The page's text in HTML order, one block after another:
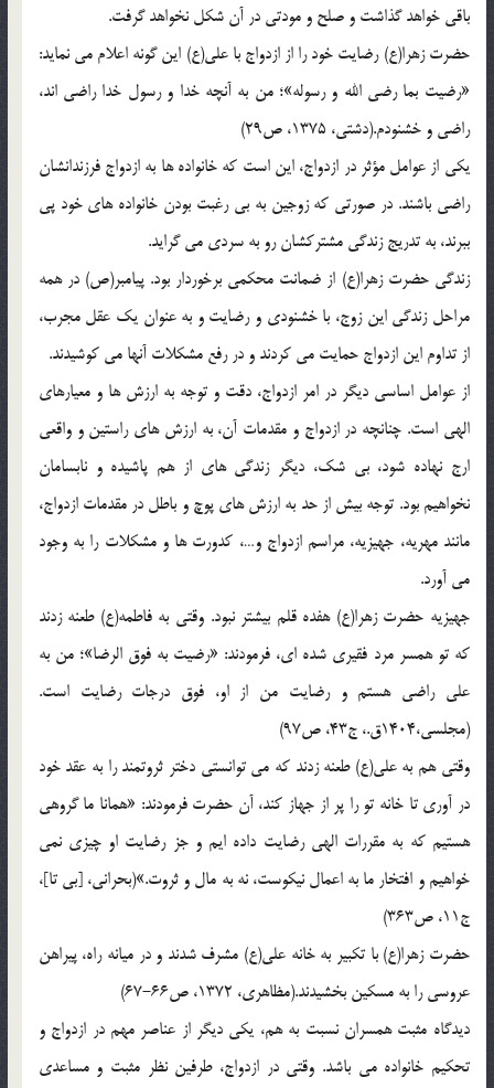
باقی خواهد گذاشت و صلح و مودتی در آن شکل نخواهد گرفت.
حضرت زهرا(ع) رضایت خود را از ازدواج با علی(ع) این گونه اعلام می نماید:
«رضیت بما رضی الله و رسوله»؛ من به آنچه خدا و رسول خدا راضی اند،
راضی و خشنودم.(دشتی، 1375، ص29)
یکی از عوامل مؤثر در ازدواج، این است که خانواده ها به ازدواج فرزندانشان
راضی باشند. در صورتی که زوجین به بی رغبت بودن خانواده های خود پی
ببرند، به تدریج زندگی مشترکشان رو به سردی می گراید.
زندگی حضرت زهرا(ع) از ضمانت محکمی برخوردار بود. پیامبر(ص) در همه
مراحل زندگی این زوج، با خشنودی و رضایت و به عنوان یک عقل مجرب،
از تداوم این ازدواج حمایت می کردند و در رفع مشکلات آنها می کوشیدند.
از عوامل اساسی دیگر در امر ازدواج، دقت و توجه به ارزش ها و معیارهای
الهی است. چنانچه در ازدواج و مقدمات آن، به ارزش های راستین و واقعی
ارج نهاده شود، بی شک، دیگر زندگی های از هم پاشیده و نابسامان
نخواهیم بود. توجه بیش از حد به ارزش های پوچ و باطل در مقدمات ازدواج،
مانند مهریه، جهیزیه، مراسم ازدواج و…، کدورت ها و مشکلات را به وجود
می آورد.
جهیزیه حضرت زهرا(ع) هفده قلم بیشتر نبود. وقتی به فاطمه(ع) طعنه زدند
که تو همسر مرد فقیری شده ای، فرمودند: «رضیت به فوق الرضا»؛ من به
علی راضی هستم و رضایت من از او، فوق درجات رضایت است.
(مجلسی،1404ق.، ج43، ص97)
وقتی هم به علی(ع) طعنه زدند که می توانستی دختر ثروتمند را به عقد خود
در آوری تا خانه تو را پر از جهاز کند، آن حضرت فرمودند: «همانا ما گروهی
هستیم که به مقررات الهی رضایت داده ایم و جز رضایت او چیزی نمی
خواهیم و افتخار ما به اعمال نیکوست، نه به مال و ثروت.»(بحرانی، [بی تا]،
ج11، ص363)
حضرت زهرا(ع) با تکبیر به خانه علی(ع) مشرف شدند و در میانه راه، پیراهن
عروسی را به مسکین بخشیدند.(مظاهری، 1372، ص66-67)
دیدگاه مثبت همسران نسبت به هم، یکی دیگر از عناصر مهم در ازدواج و
تحکیم خانواده می باشد. وقتی در ازدواج، طرفین نظر مثبت و مساعدی